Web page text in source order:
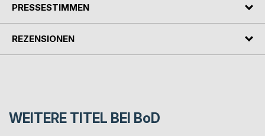
PRESSESTIMMEN
REZENSIONEN
WEITERE TITEL BEI BoD